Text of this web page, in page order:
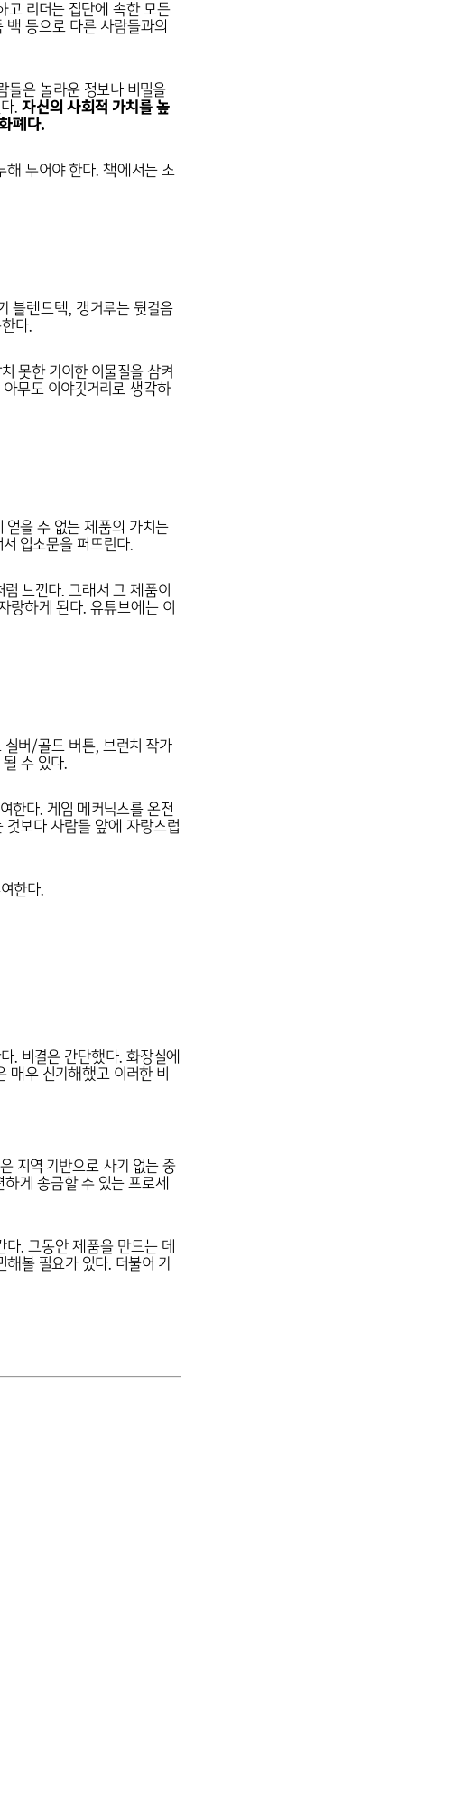
고 리더는 집단에 속한 모든
등으로 다른 사람들과의
들은 놀라운 정보나 비밀을
. 자신의 사회적 가치를 높
폐다.
해 두어야 한다. 책에서는 소
블렌드텍, 캥거루는 뒷걸음
다.
못한 기이한 이물질을 삼켜
무도 이야깃거리로 생각하
을 수 없는 제품의 가치는
입소문을 퍼뜨린다.
느낀다. 그래서 그 제품이
랑하게 된다. 유튜브에는 이
버/골드 버튼, 브런치 작가
수 있다.
한다. 게임 메커닉스를 온전
보다 사람들 앞에 자랑스럽
한다.
. 비결은 간단했다. 화장실에
매우 신기해했고 이러한 비
지역 기반으로 사기 없는 중
게 송금할 수 있는 프로세
. 그동안 제품을 만드는 데
볼 필요가 있다. 더불어 기